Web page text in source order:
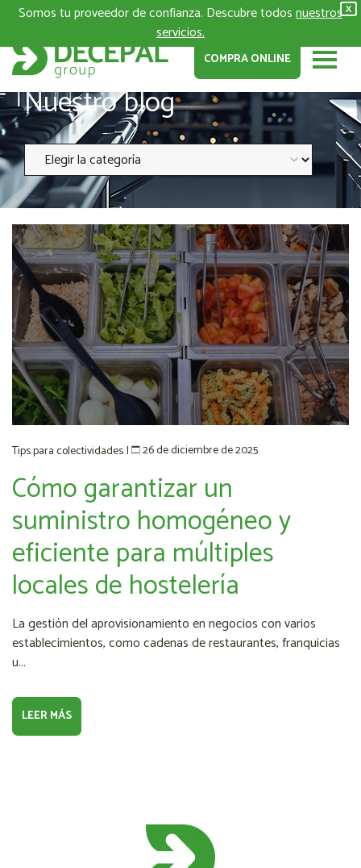
X
Somos tu proveedor de confianza. Descubre todosnuestros
servicios.
COMPRA ONLINE
Nuestro blog
Tips para colectividades| 26 de diciembre de 2025
Cómo garantizar un
suministro homogéneo y
eficiente para múltiples
locales de hostelería
La gestión del aprovisionamiento en negocios con varios
establecimientos, como cadenas de restaurantes, franquicias
u...
LEER MÁS